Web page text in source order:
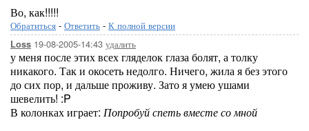
Во, как!!!!!
Обратиться - Ответить - К полной версии
Loss 19-08-2005-14:43 удалить
у меня после этих всех гляделок глаза болят, а толку
никакого. Так и окосеть недолго. Ничего, жила я без этого
до сих пор, и дальше проживу. Зато я умею ушами
шевелить! :P
В колонках играет: Попробуй спеть вместе со мной